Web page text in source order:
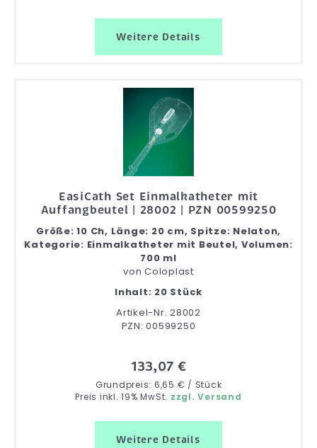
Weitere Details
EasiCath Set Einmalkatheter mit
Auffangbeutel | 28002 | PZN 00599250
Größe: 10 Ch, Länge: 20 cm, Spitze: Nelaton,
Kategorie: Einmalkatheter mit Beutel, Volumen:
700 ml
vonColoplast
Inhalt: 20 Stück
Artikel-Nr. 28002
PZN: 00599250
133,07 €
Grundpreis: 6,65 € / Stück
Preis inkl. 19% MwSt. zzgl. Versand
Weitere Details